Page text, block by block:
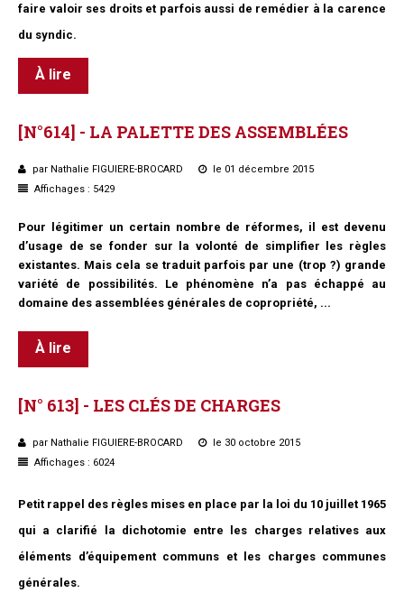
faire valoir ses droits et parfois aussi de remédier à la carence
du syndic.
À lire
[N°614] - LA PALETTE DES ASSEMBLÉES
par Nathalie FIGUIERE-BROCARD
le 01 décembre 2015
Affichages : 5429
Pour légitimer un certain nombre de réformes, il est devenu
d’usage de se fonder sur la volonté de simplifier les règles
existantes. Mais cela se traduit parfois par une (trop ?) grande
variété de possibilités. Le phénomène n’a pas échappé au
domaine des assemblées générales de copropriété, ...
À lire
[N° 613] - LES CLÉSDE CHARGES
par Nathalie FIGUIERE-BROCARD
le 30 octobre 2015
Affichages : 6024
Petit rappel des règles mises en place par la loi du 10 juillet 1965
qui a clarifié la dichotomie entre les charges relatives aux
éléments d’équipement communs et les charges communes
générales.